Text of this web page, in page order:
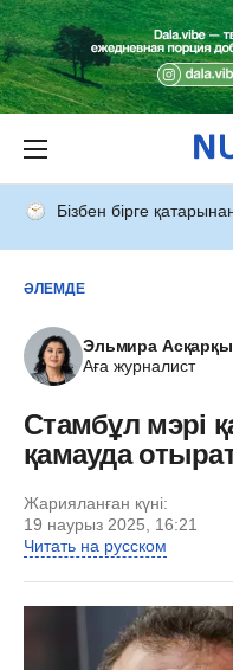
Бізбен бірге
ӘЛЕМДЕ
Эльмира
Аға журналист
Cтамбұл мэрі
қамауда
Жарияланған күні:
19 наурыз 2025, 16:21
Читать на русском